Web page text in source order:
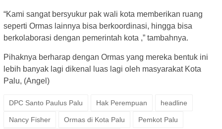
“Kami sangat bersyukur pak wali kota memberikan ruang
seperti Ormas lainnya bisa berkoordinasi, hingga bisa
berkolaborasi dengan pemerintah kota ,” tambahnya.
Pihaknya berharap dengan Ormas yang mereka bentuk ini
lebih banyak lagi dikenal luas lagi oleh masyarakat Kota
Palu, (Angel)
DPC Santo Paulus Palu Hak Perempuan headline
Nancy Fisher Ormas di Kota Palu Pemkot Palu